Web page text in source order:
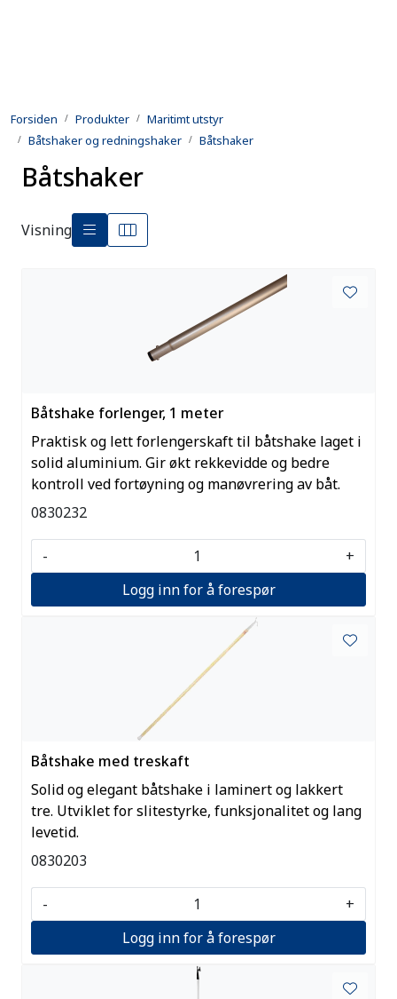
Forsiden Produkter
Maritimt utstyr
Båtshaker og redningshaker
Båtshaker
Båtshaker
Visning
Båtshake forlenger, 1 meter
Praktisk og lett forlengerskaft til båtshake laget i
solid aluminium. Gir økt rekkevidde og bedre
kontroll ved fortøyning og manøvrering av båt.
0830232
-
+
Logg inn for å forespør
Båtshake med treskaft
Solid og elegant båtshake i laminert og lakkert
tre. Utviklet for slitestyrke, funksjonalitet og lang
levetid.
0830203
-
+
Logg inn for å forespør
Utleie
Kontroll og reparasjon
Forsvarsindustri